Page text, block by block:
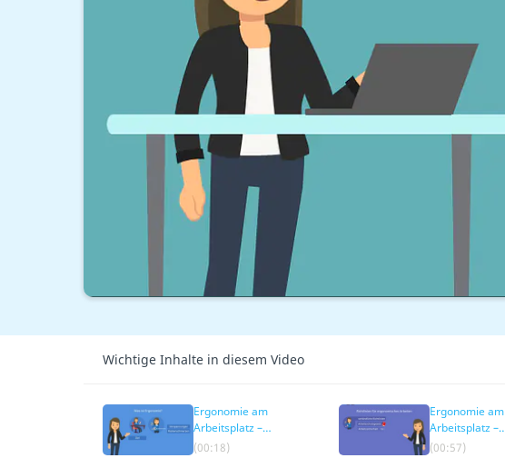
Wichtige Inhalte in diesem Video
Ergonomie am
Arbeitsplatz –
Überblick
(00:18)
Ergonomie am
Arbeitsplatz –
Richtlinien
(00:57)